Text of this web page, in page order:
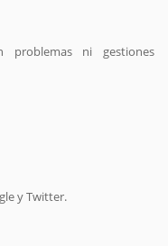
ni gestiones
y Twitter.